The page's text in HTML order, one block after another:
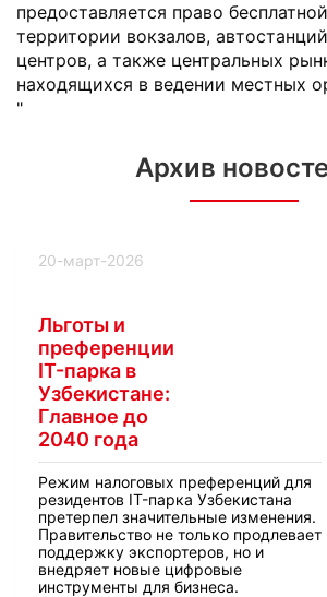
предоставляется право
территории вокзалов,
центров, а также центральных
находящихся в ведении местных
"
Архив
20-март-2026
Льготы и
преференции
IT-парка в
Узбекистане:
Главное до
2040 года
Режим налоговых преференций для
резидентов IT-парка Узбекистана
претерпел значительные изменения.
Правительство не только продлевает
поддержку экспортеров, но и
внедряет новые цифровые
инструменты для бизнеса.